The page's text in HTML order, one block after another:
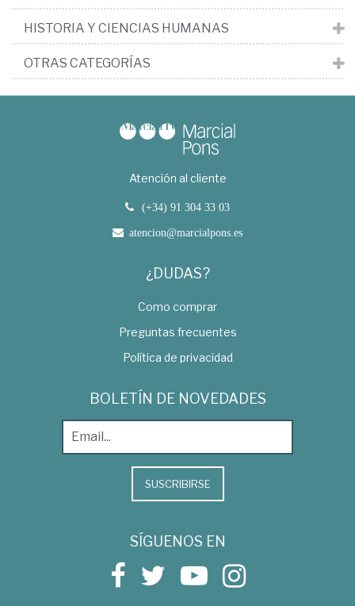
HISTORIA Y CIENCIAS HUMANAS
OTRAS CATEGORÍAS
Atención al cliente
(+34) 91 304 33 03
atencion@marcialpons.es
¿DUDAS?
Como comprar
Preguntas frecuentes
Política de privacidad
BOLETÍN DE NOVEDADES
SUSCRIBIRSE
SÍGUENOS EN